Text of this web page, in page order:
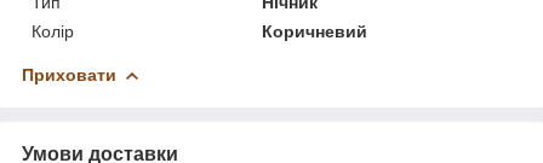
Колір
Коричневий
Приховати
Умови доставки